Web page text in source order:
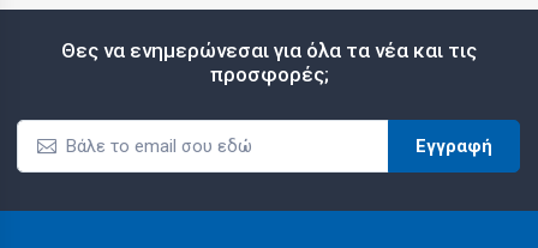
Θες να ενημερώνεσαι για όλα τα νέα και τις
προσφορές;
Εγγραφή